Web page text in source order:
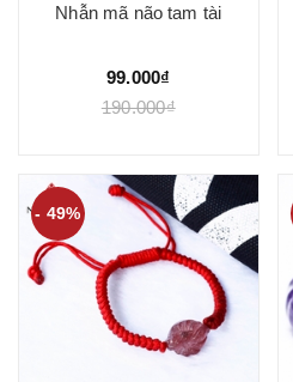
Nhẫn mã não tam tài
99.000₫
190.000₫
- 49%